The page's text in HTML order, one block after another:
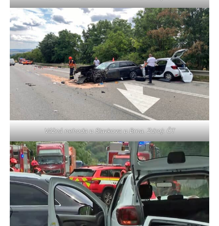
Vážná nehoda u Slavkova u Brna. Zdroj: ČT